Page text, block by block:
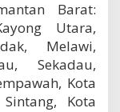
Barat:
Utara,
Melawi,
Sekadau,
Kota
Kota